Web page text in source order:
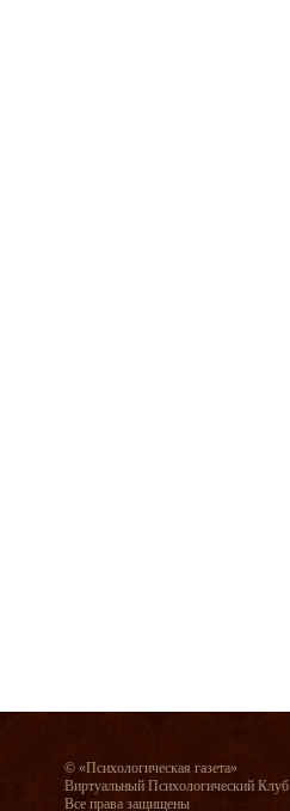
© «Психологическая газета»
Виртуальный Психологический Клуб
Все права защищены